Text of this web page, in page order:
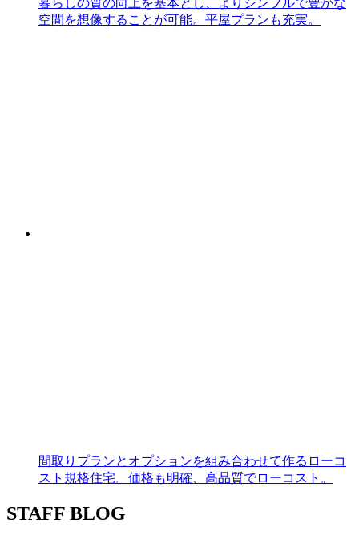
空間を想像することが可能。平屋プランも充実。
間取りプランとオプションを組み合わせて作るローコ
スト規格住宅。価格も明確、高品質でローコスト。
STAFF BLOG